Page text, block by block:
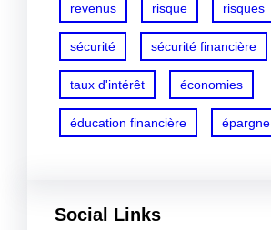
revenus risque risques
sécurité sécurité financière
taux d'intérêt économies
éducation financière épargne
Social Links